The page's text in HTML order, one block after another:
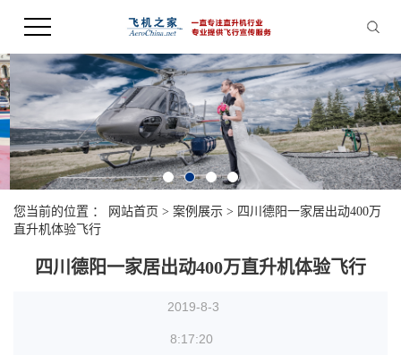
您当前的位置 ： 网站首页 > 案例展示 > 四川德阳一家居出动400万
直升机体验飞行
四川德阳一家居出动400万直升机体验飞行
2019-8-3
8:17:20